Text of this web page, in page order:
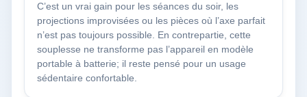
C’est un vrai gain pour les séances du soir, les
projections improvisées ou les pièces où l’axe parfait
n’est pas toujours possible. En contrepartie, cette
souplesse ne transforme pas l’appareil en modèle
portable à batterie; il reste pensé pour un usage
sédentaire confortable.